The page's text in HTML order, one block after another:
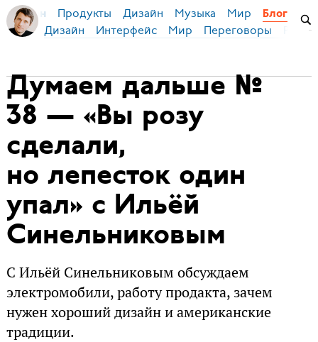
Бирман Продукты Дизайн Музыка Мир Блог
Дизайн Интерфейс Мир Переговоры
Думаем дальше №
38 — «Вы розу
сделали,
но лепесток один
упал» с Ильёй
Синельниковым
С Ильёй Синельниковым обсуждаем
электромобили, работу продакта, зачем
нужен хороший дизайн и американские
традиции.